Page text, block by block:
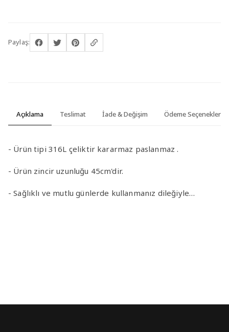
Paylaş:
Açıklama Teslimat İade & Değişim Ödeme Seçenekleri
- Ürün tipi 316L çeliktir kararmaz paslanmaz .
- Ürün zincir uzunluğu 45cm'dir.
- Sağlıklı ve mutlu günlerde kullanmanız dileğiyle…